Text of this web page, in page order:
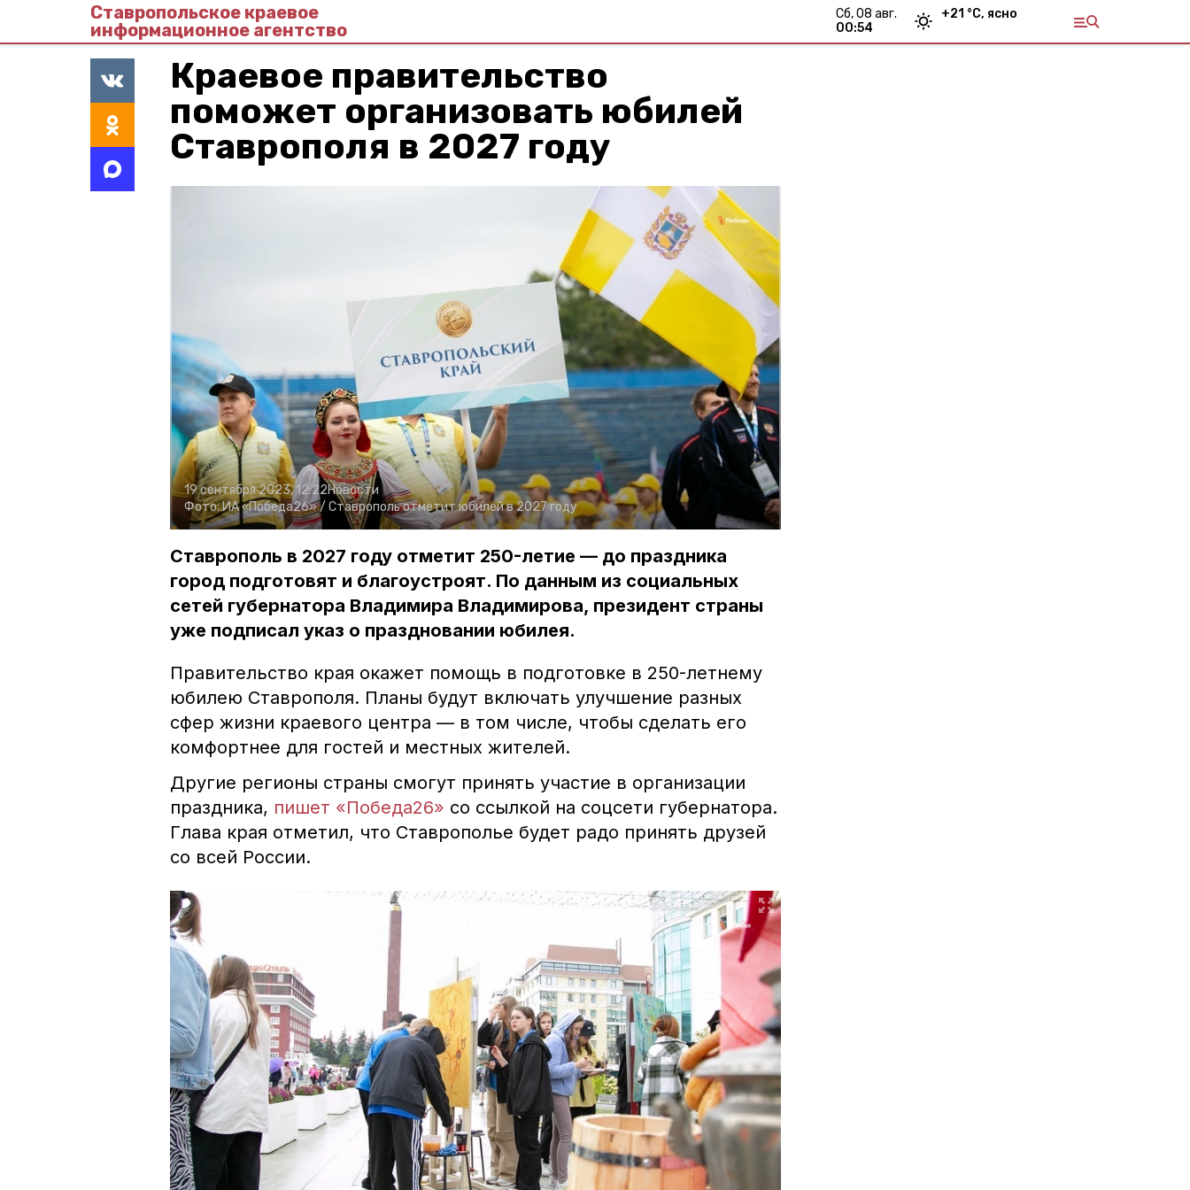
Ставропольское краевое
информационное агентство
сб, 08 авг.
00:54
+21 °С, ясно
Краевое правительство
поможет организовать юбилей
Ставрополя в 2027 году
19 сентября 2023, 12:22Новости
Фото:ИА «Победа26» / Ставрополь отметит юбилей в 2027 году
Ставрополь в 2027 году отметит 250-летие — до праздника
город подготовят и благоустроят. По данным из социальных
сетей губернатора Владимира Владимирова, президент страны
уже подписал указ о праздновании юбилея.
Правительство края окажет помощь в подготовке в 250-летнему
юбилею Ставрополя. Планы будут включать улучшение разных
сфер жизни краевого центра — в том числе, чтобы сделать его
комфортнее для гостей и местных жителей.
Другие регионы страны смогут принять участие в организации
праздника, пишет «Победа26» со ссылкой на соцсети губернатора.
Глава края отметил, что Ставрополье будет радо принять друзей
со всей России.